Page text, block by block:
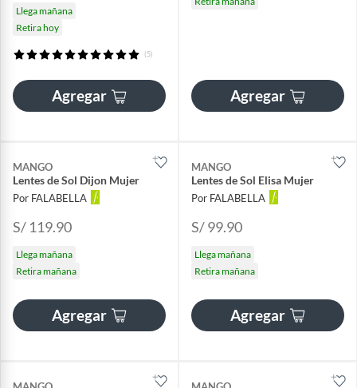
Llega mañana
Retira hoy
(5)
Agregar Agregar
MANGO
Lentes de Sol Dijon Mujer
Por FALABELLA
S/ 119.90
Llega mañana
Retira mañana
Agregar
MANGO
Lentes de Sol Elisa Mujer
Por FALABELLA
S/ 99.90
Llega mañana
Retira mañana
Agregar